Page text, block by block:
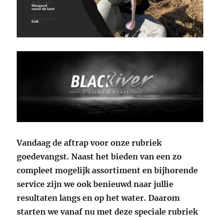
Vandaag de aftrap voor onze rubriek
goedevangst. Naast het bieden van een zo
compleet mogelijk assortiment en bijhorende
service zijn we ook benieuwd naar jullie
resultaten langs en op het water. Daarom
starten we vanaf nu met deze speciale rubriek